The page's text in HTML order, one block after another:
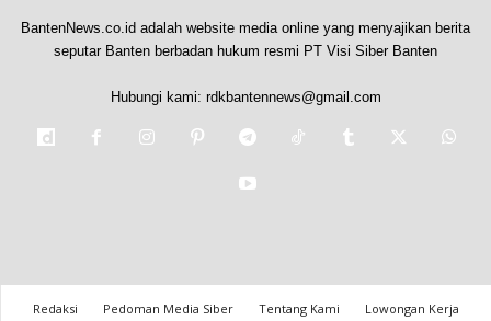
BantenNews.co.id adalah website media online yang menyajikan berita
seputar Banten berbadan hukum resmi PT Visi Siber Banten
Hubungi kami: rdkbantennews@gmail.com
Redaksi Pedoman Media Siber Tentang Kami
Lowongan Kerja